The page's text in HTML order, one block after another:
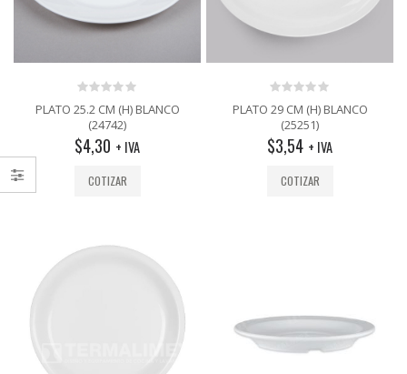
0
out
of
5
PLATO 25.2 CM (H) BLANCO
(24742)
$4,30 + IVA
COTIZAR
0
out
of
5
PLATO 29 CM (H) BLANCO
(25251)
$3,54 + IVA
COTIZAR